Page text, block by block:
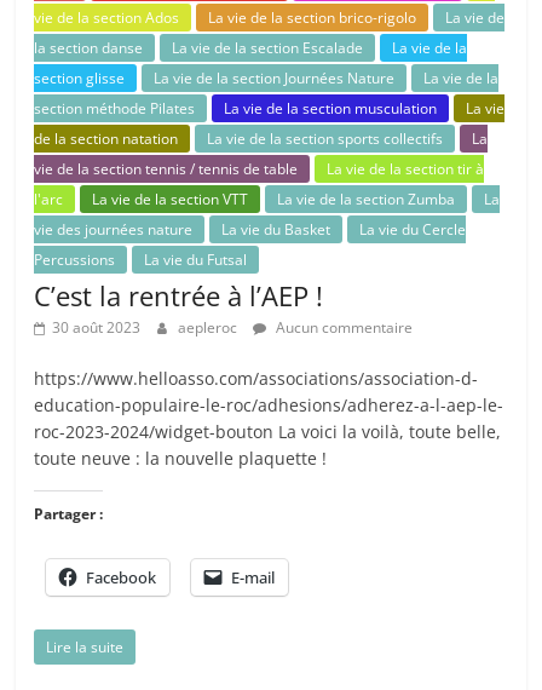
vie de la section Ados
La vie de la section brico-rigolo
La vie de
la section danse
La vie de la section Escalade
La vie de la
section glisse
La vie de la section Journées Nature
La vie de la
section méthode Pilates
La vie de la section musculation
La vie
de la section natation
La vie de la section sports collectifs
La
vie de la section tennis / tennis de table
La vie de la section tir à
l'arc
La vie de la section VTT La vie de la section Zumba
La
vie des journées nature
La vie du Basket
La vie du Cercle
Percussions
La vie du Futsal
C’est la rentrée à l’AEP !
30 août 2023 aepleroc Aucun commentaire
https://www.helloasso.com/associations/association-d-
education-populaire-le-roc/adhesions/adherez-a-l-aep-le-
roc-2023-2024/widget-bouton La voici la voilà, toute belle,
toute neuve : la nouvelle plaquette !
Partager :
Facebook E-mail
Lire la suite